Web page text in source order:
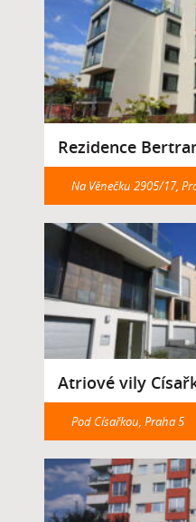
Rezidence
Na Věnečku 2905/17,
Atriové vily
Pod Císařkou, Praha 5